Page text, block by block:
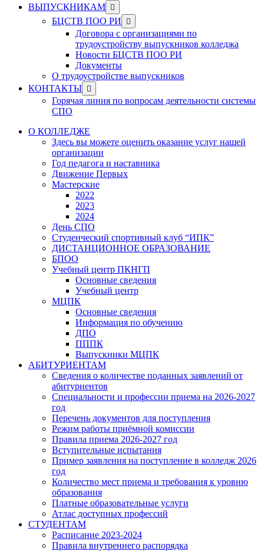
ВЫПУСКНИКАМ Show
sub
menu
БЦСТВ ПОО РИ
Show
sub
menu
Договора с организациями по
трудоустройству выпускников колледжа
Новости БЦСТВ ПОО РИ
Документы
О трудоустройстве выпускников
КОНТАКТЫ Show
sub
menu
Горячая линия по вопросам деятельности системы
СПО
О КОЛЛЕДЖЕ
Здесь вы можете оценить оказание услуг нашей
организации
Год педагога и наставника
Движение Первых
Мастерские
2022
2023
2024
День СПО
Студенческий спортивный клуб “ИПК”
ДИСТАНЦИОННОЕ ОБРАЗОВАНИЕ
БПОО
Учебный центр ПКНГП
Основные сведения
Учебный центр
МЦПК
Основные сведения
Информация по обучению
ДПО
ПППК
Выпускники МЦПК
АБИТУРИЕНТАМ
Сведения о количестве поданных заявлений от
абитуриентов
Специальности и профессии приема на 2026-2027
год
Перечень документов для поступления
Режим работы приёмной комиссии
Правила приема 2026-2027 год
Вступительные испытания
Пример заявления на поступление в колледж 2026
год
Количество мест приема и требования к уровню
образования
Платные образовательные услуги
Атлас доступных профессий
СТУДЕНТАМ
Расписание 2023-2024
Правила внутреннего распорядка